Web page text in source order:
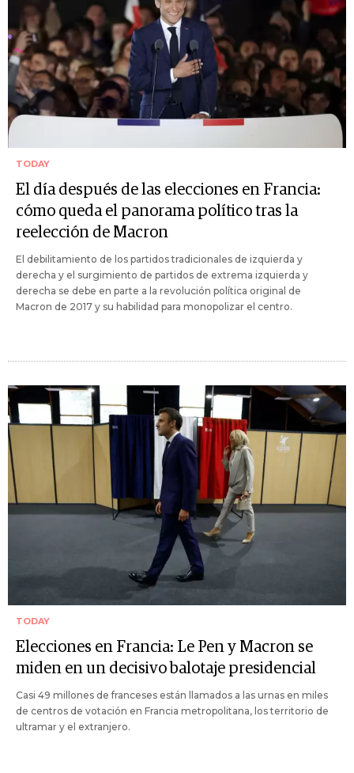
TODAY
El día después de las elecciones en Francia:
cómo queda el panorama político tras la
reelección de Macron
El debilitamiento de los partidos tradicionales de izquierda y
derecha y el surgimiento de partidos de extrema izquierda y
derecha se debe en parte a la revolución política original de
Macron de 2017 y su habilidad para monopolizar el centro.
TODAY
Elecciones en Francia: Le Pen y Macron se
miden en un decisivo balotaje presidencial
Casi 49 millones de franceses están llamados a las urnas en miles
de centros de votación en Francia metropolitana, los territorio de
ultramar y el extranjero.